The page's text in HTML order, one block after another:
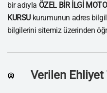
bir adıyla ÖZEL BİR İLGİ
KURSU kurumunun adres
bilgilerini sitemiz üzerinden
🛄 Verilen Ehliyet